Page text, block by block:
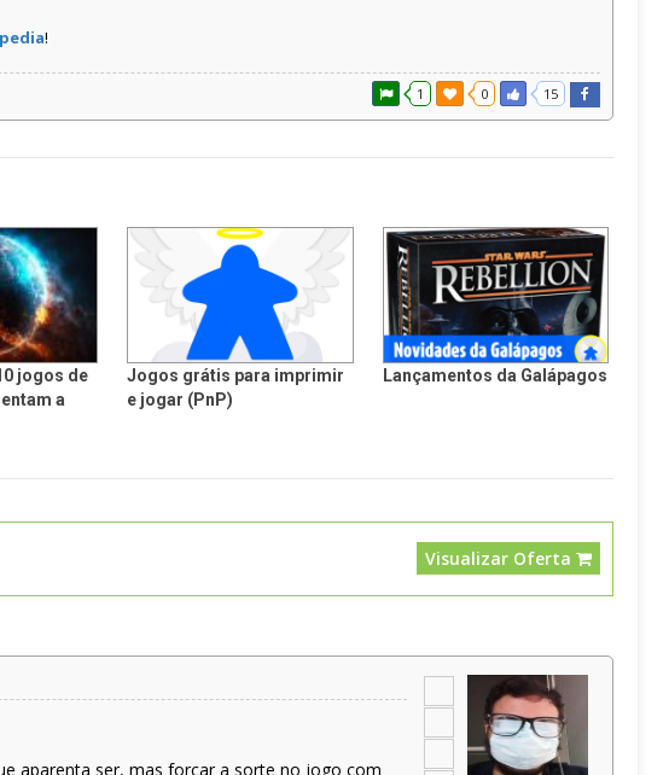
!
1 0 15
jogos de
a
Jogos grátis para imprimir
e jogar (PnP)
Lançamentos da Galápagos
Visualizar Oferta
aparenta ser, mas forçar a sorte no jogo com